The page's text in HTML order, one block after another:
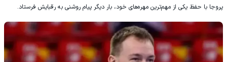
پروجا با حفظ یکی از مهم‌ترین مهره‌های خود، بار دیگر پیام روشنی به رقبایش فرستاد.